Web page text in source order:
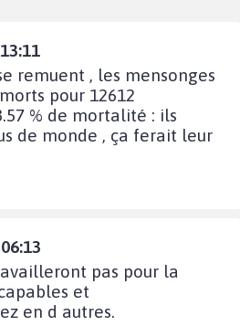
remuent , les mensonges
pour 12612
% de mortalité : ils
de monde , ça ferait leur
pas pour la
et
en d autres.